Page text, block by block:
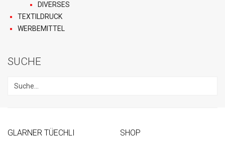
DIVERSES
TEXTILDRUCK
WERBEMITTEL
SUCHE
GLARNER TÜECHLI SHOP